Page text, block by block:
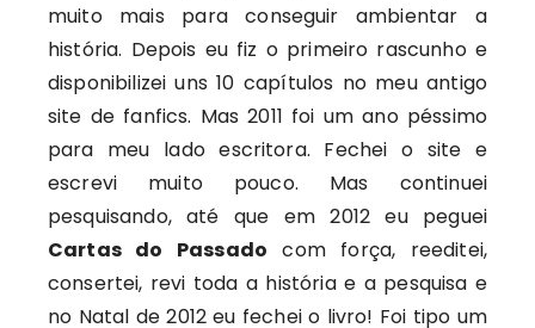
muito mais para conseguir ambientar a
história. Depois eu fiz o primeiro rascunho e
disponibilizei uns 10 capítulos no meu antigo
site de fanfics. Mas 2011 foi um ano péssimo
para meu lado escritora. Fechei o site e
escrevi muito pouco. Mas continuei
pesquisando, até que em 2012 eu peguei
Cartas do Passado com força, reeditei,
consertei, revi toda a história e a pesquisa e
no Natal de 2012 eu fechei o livro! Foi tipo um